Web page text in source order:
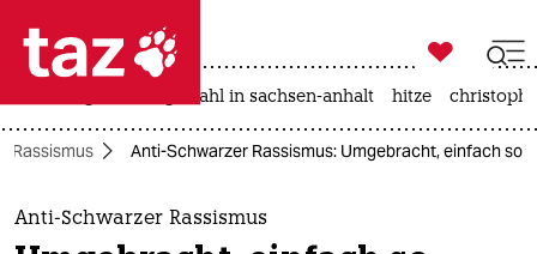
 taz zahl ich
taz zahl ich
themen

taz zahl ich
landtagswahl in sachsen-anhalt hitze
Rassismus Anti-Schwarzer Rassismus: Umgebracht, einfach so
Anti-Schwarzer Rassismus